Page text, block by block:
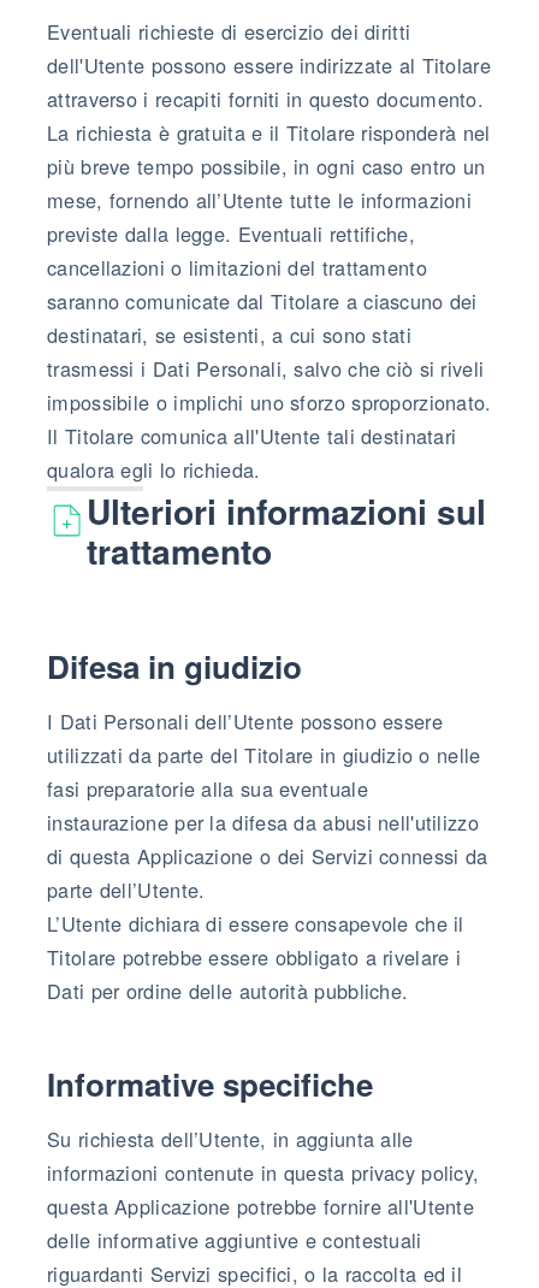
Eventuali richieste di esercizio dei diritti
dell'Utente possono essere indirizzate al Titolare
attraverso i recapiti forniti in questo documento.
La richiesta è gratuita e il Titolare risponderà nel
più breve tempo possibile, in ogni caso entro un
mese, fornendo all’Utente tutte le informazioni
previste dalla legge. Eventuali rettifiche,
cancellazioni o limitazioni del trattamento
saranno comunicate dal Titolare a ciascuno dei
destinatari, se esistenti, a cui sono stati
trasmessi i Dati Personali, salvo che ciò si riveli
impossibile o implichi uno sforzo sproporzionato.
Il Titolare comunica all'Utente tali destinatari
qualora egli lo richieda.
Ulteriori informazioni sul
trattamento
Difesa in giudizio
I Dati Personali dell’Utente possono essere
utilizzati da parte del Titolare in giudizio o nelle
fasi preparatorie alla sua eventuale
instaurazione per la difesa da abusi nell'utilizzo
di questa Applicazione o dei Servizi connessi da
parte dell’Utente.
L’Utente dichiara di essere consapevole che il
Titolare potrebbe essere obbligato a rivelare i
Dati per ordine delle autorità pubbliche.
Informative specifiche
Su richiesta dell’Utente, in aggiunta alle
informazioni contenute in questa privacy policy,
questa Applicazione potrebbe fornire all'Utente
delle informative aggiuntive e contestuali
riguardanti Servizi specifici, o la raccolta ed il